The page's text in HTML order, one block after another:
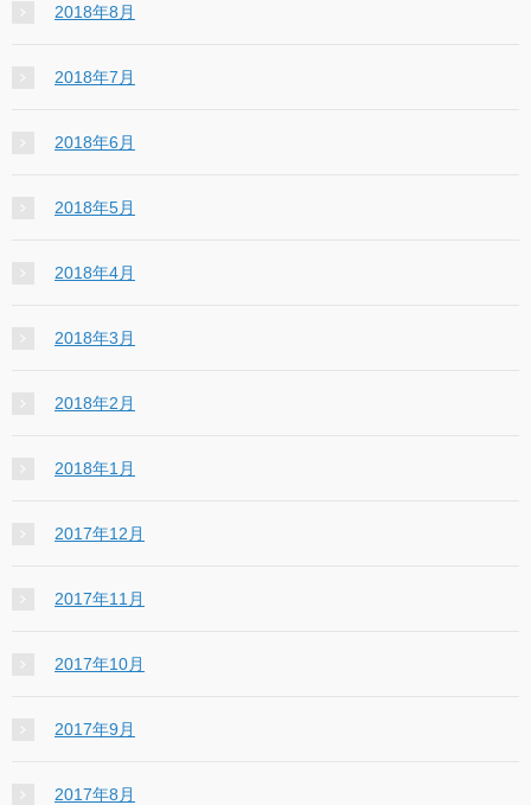
2018年8月
2018年7月
2018年6月
2018年5月
2018年4月
2018年3月
2018年2月
2018年1月
2017年12月
2017年11月
2017年10月
2017年9月
2017年8月